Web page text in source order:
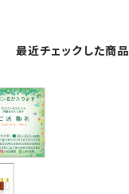
最近チェックした商品